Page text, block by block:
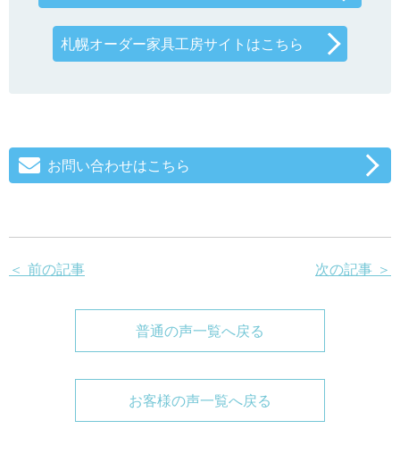
札幌オーダー家具工房サイトはこちら
お問い合わせはこちら
＜ 前の記事 次の記事 ＞
普通の声一覧へ戻る
お客様の声一覧へ戻る